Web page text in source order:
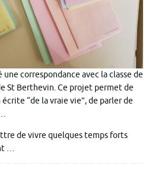
correspondance avec la classe de
St Berthevin. Ce projet permet de
“de la vraie vie”, de parler de
de vivre quelques temps forts
…